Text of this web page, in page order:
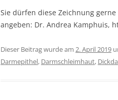
Sie dürfen diese Zeichnung
angeben: Dr. Andrea Kamphuis,
Dieser Beitrag wurde am 2. April 2019
Darmepithel, Darmschleimhaut,